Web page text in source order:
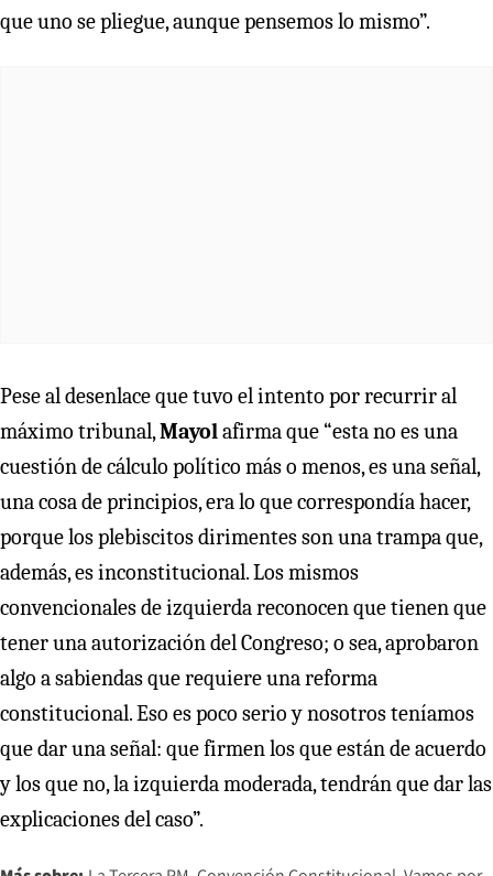
que uno se pliegue, aunque pensemos lo mismo”.
Pese al desenlace que tuvo el intento por recurrir al
máximo tribunal,Mayolafirma que “esta no es una
cuestión de cálculo político más o menos, es una señal,
una cosa de principios, era lo que correspondía hacer,
porque los plebiscitos dirimentes son una trampa que,
además, es inconstitucional. Los mismos
convencionales de izquierda reconocen que tienen que
tener una autorización del Congreso; o sea, aprobaron
algo a sabiendas que requiere una reforma
constitucional. Eso es poco serio y nosotros teníamos
que dar una señal: que firmen los que están de acuerdo
y los que no, la izquierda moderada, tendrán que dar las
explicaciones del caso”.